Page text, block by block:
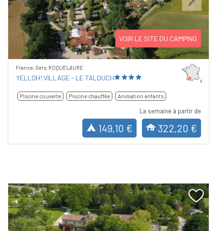
Previous Next
VOIR LE SITE DU CAMPING
France, Gers, ROQUELAURE
YELLOH! VILLAGE - LE TALOUCH
Piscine couverte Piscine chauffée Animation enfants
La semaine à partir de
149,10 € 322,20 €